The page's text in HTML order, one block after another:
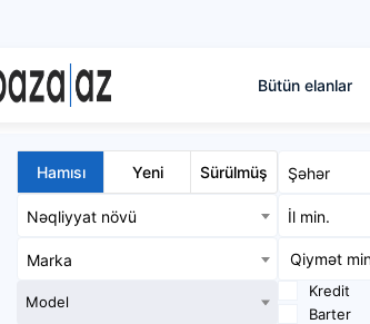
Bütün elanlar
Hamısı Yeni Sürülmüş Şəhər
Nəqliyyat növü İl min.
Marka
Model
Kredit
Barter